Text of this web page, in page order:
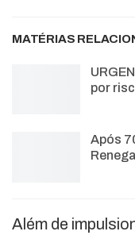
MATÉRIAS
por
Após
Além de